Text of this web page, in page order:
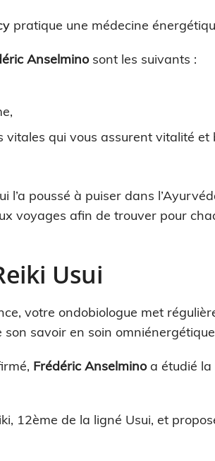
pratique une médecine
Anselminosont les suivants :
vitales qui vous assurent vitalité
l’a poussé à puiser dans
voyages afin de trouver pour
Usui
votre ondobiologue met
savoir en soin
Frédéric Anselminoa étudié la
12ème de la ligné Usui, et